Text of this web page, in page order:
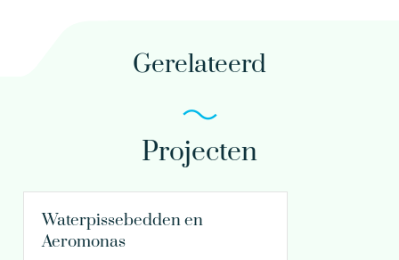
dr.ir. Nikki van Bel
Onderzoeker
Gerelateerd
Projecten
Waterpissebedden en
Aeromonas